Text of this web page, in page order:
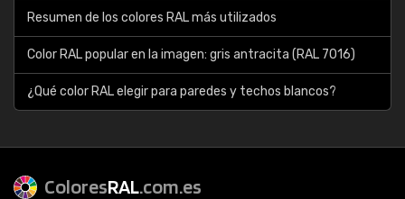
Resumen de los colores RAL más utilizados
Color RAL popular en la imagen: gris antracita (RAL 7016)
¿Qué color RAL elegir para paredes y techos blancos?
ColoresRAL.com.es